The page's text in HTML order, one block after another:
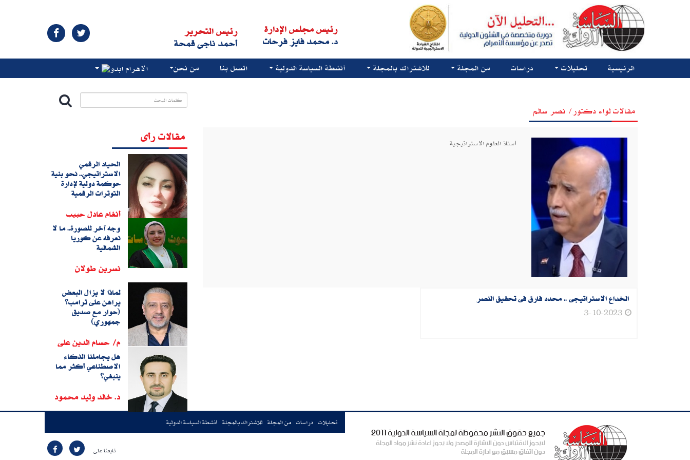
رئيس مجلس الإدارة
د. محمد فايز فرحات
رئيس التحرير
أحمد ناجى قمحة
الرئيسية تحليلات دراسات من المجلة للاشتراك بالمجلة أنشطة السياسة الدولية اتصل بنا من نحن الاهرام ابدو
مقالات لواء دكتور/ نصر سالم
أستاذ العلوم الاستراتيجية
الخداع الاستراتيجى .. محدد فارق فى تحقيق النصر
3-10-2023
مقالات رأى
الحياد الرقمي
الاستراتيجي.. نحو بنية
حوكمة دولية لإدارة
التوترات الرقمية
أنغام عادل حبيب
وجه آخر للصورة.. ما لا
نعرفه عن كوريا
الشمالية
نسرين طولان
لماذا لا يزال البعض
يراهن على ترامب؟
(حوار مع صديق
جمهوري)
م/ حسام الدين على
هل يجاملنا الذكاء
الاصطناعي أكثر مما
ينبغي؟
د. خالد وليد محمود
تحليلات دراسات من المجلة للاشتراك بالمجلة أنشطة السياسة الدولية
تابعنا على